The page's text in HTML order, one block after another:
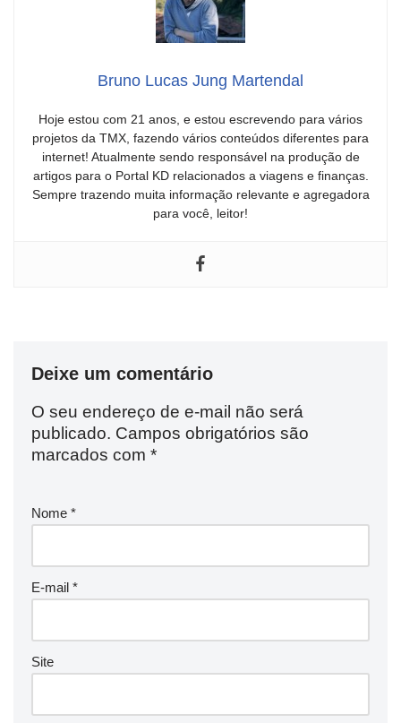
Bruno Lucas Jung Martendal
Hoje estou com 21 anos, e estou escrevendo para vários
projetos da TMX, fazendo vários conteúdos diferentes para
internet! Atualmente sendo responsável na produção de
artigos para o Portal KD relacionados a viagens e finanças.
Sempre trazendo muita informação relevante e agregadora
para você, leitor!
Deixe um comentário
O seu endereço de e-mail não será
publicado. Campos obrigatórios são
marcados com *
Nome *
E-mail *
Site